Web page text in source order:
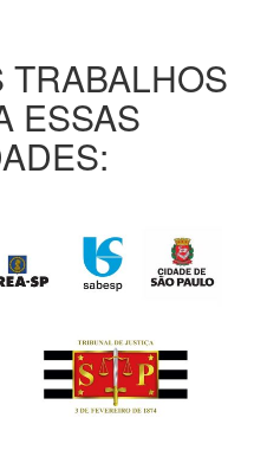
TRABALHOS
ESSAS